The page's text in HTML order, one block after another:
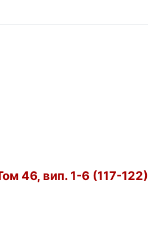
46, вип. 1-6 (117-122)